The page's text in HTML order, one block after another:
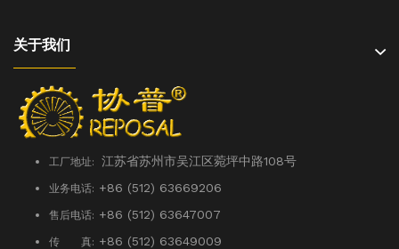
关于我们
工厂地址: 江苏省苏州市吴江区菀坪中路108号
业务电话: +86 (512) 63669206
售后电话: +86 (512) 63647007
传 真: +86 (512) 63649009